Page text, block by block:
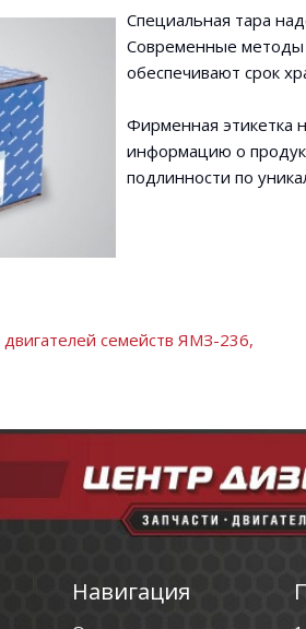
Специальная тара
Современные методы
обеспечивают срок
Фирменная этикетка
информацию о
подлинности по
семейств ЯМЗ-236,
Навигация